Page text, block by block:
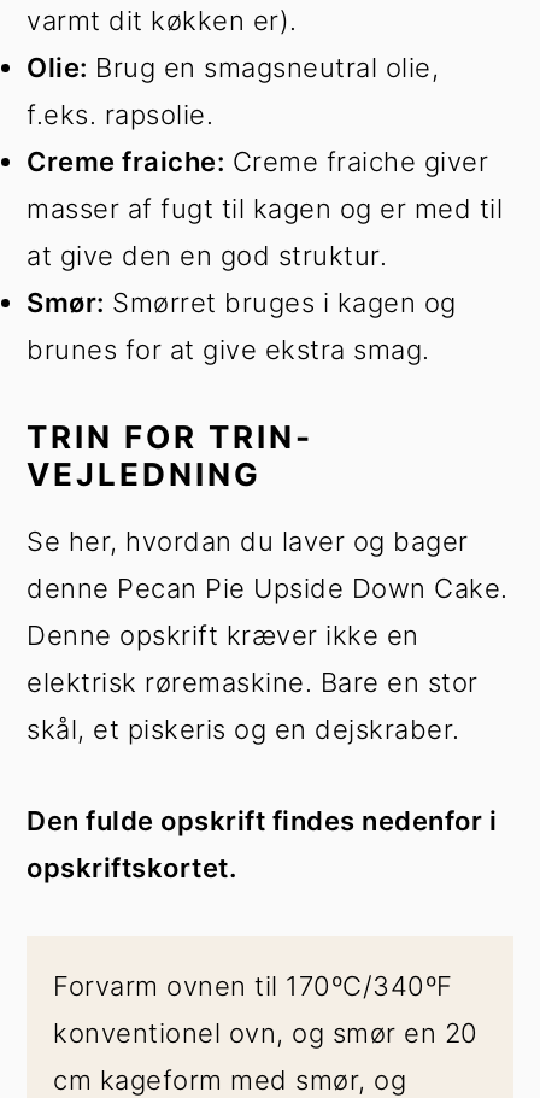
varmt dit køkken er).
Olie: Brug en smagsneutral olie,
f.eks. rapsolie.
Creme fraiche: Creme fraiche giver
masser af fugt til kagen og er med til
at give den en god struktur.
Smør: Smørret bruges i kagen og
brunes for at give ekstra smag.
TRIN FOR TRIN-
VEJLEDNING
Se her, hvordan du laver og bager
denne Pecan Pie Upside Down Cake.
Denne opskrift kræver ikke en
elektrisk røremaskine. Bare en stor
skål, et piskeris og en dejskraber.
Den fulde opskrift findes nedenfor i
opskriftskortet.
Forvarm ovnen til 170ºC/340ºF
konventionel ovn, og smør en 20
cm kageform med smør, og